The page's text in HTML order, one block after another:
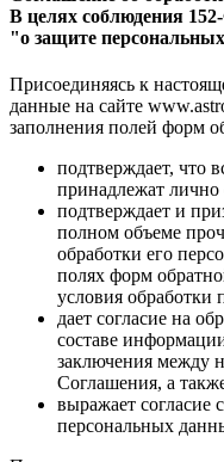
В целях соблюдения
"о защите
Присоединяясь к
данные на сайте
заполнения полей форм
подтверждает, что
принадлежат лично
подтверждает и
полном объеме
обработки его
полях форм
условия
дает согласие на
составе
заключения между
Соглашения, а
выражает согласие
персональных